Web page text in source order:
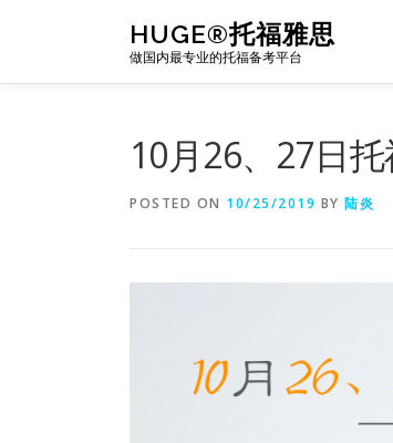
HUGE®托福雅思
做国内最专业的托福备考平台
10月26、27日
POSTED ON 10/25/2019 BY 陆炎